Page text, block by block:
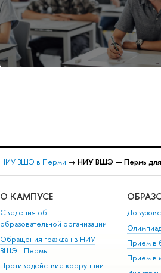
НИУ ВШЭ в Перми → НИУ ВШЭ — Пермь для
О КАМПУСЕ
Сведения об
образовательной организации
Обращения граждан в НИУ
ВШЭ - Пермь
Противодействие коррупции
Прием в
Прием в